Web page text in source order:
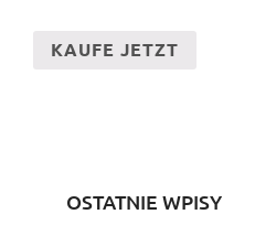
KAUFE JETZT
OSTATNIE WPISY